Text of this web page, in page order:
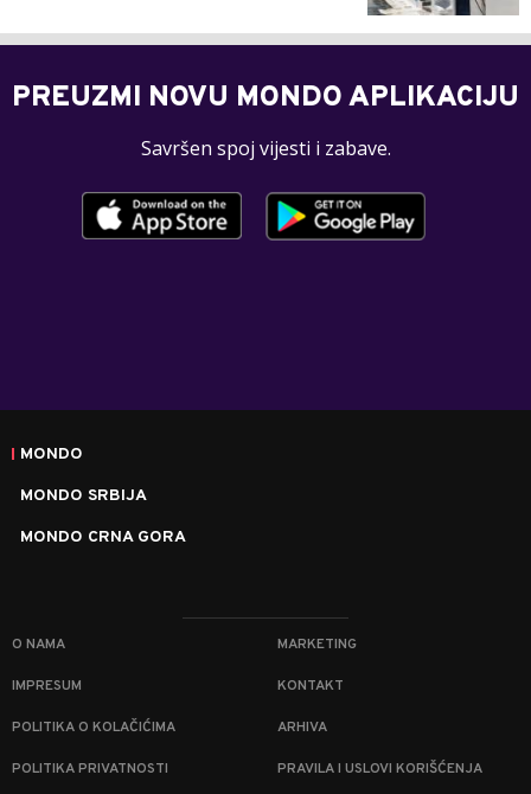
PREUZMI NOVU MONDO APLIKACIJU
Savršen spoj vijesti i zabave.
MONDO
MONDO SRBIJA
MONDO CRNA GORA
O NAMA MARKETING
IMPRESUM KONTAKT
POLITIKA O KOLAČIĆIMA ARHIVA
POLITIKA PRIVATNOSTI PRAVILA I USLOVI KORIŠĆENJA